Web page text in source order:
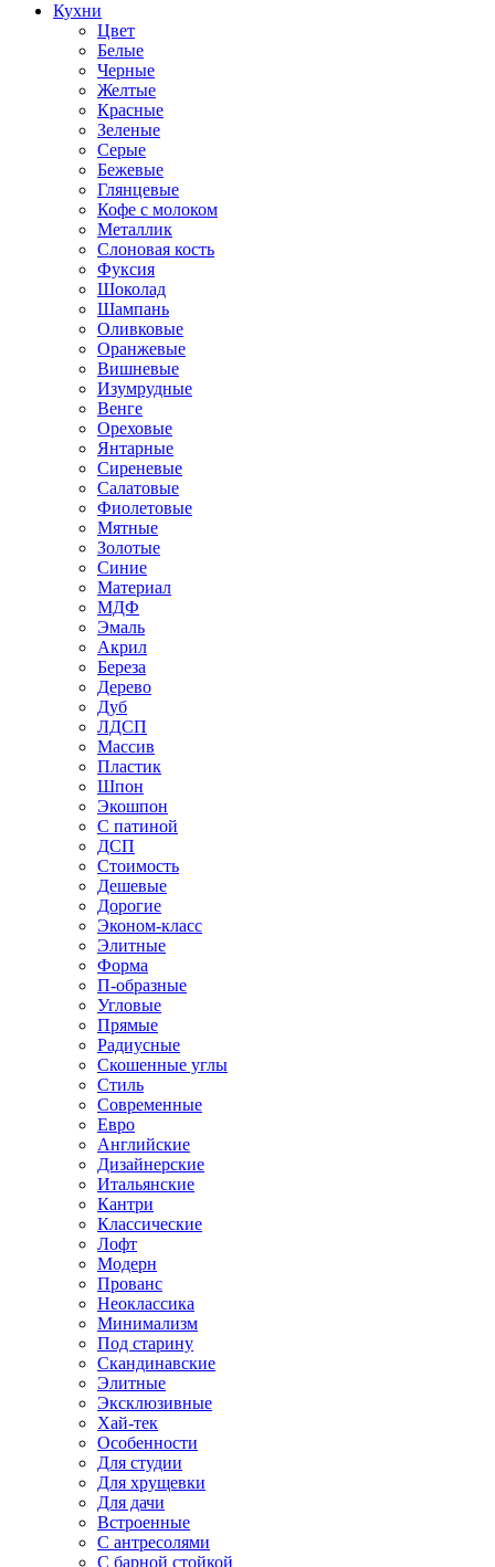
Кухни
Цвет
Белые
Черные
Желтые
Красные
Зеленые
Серые
Бежевые
Глянцевые
Кофе с молоком
Металлик
Слоновая кость
Фуксия
Шоколад
Шампань
Оливковые
Оранжевые
Вишневые
Изумрудные
Венге
Ореховые
Янтарные
Сиреневые
Салатовые
Фиолетовые
Мятные
Золотые
Синие
Материал
МДФ
Эмаль
Акрил
Береза
Дерево
Дуб
ЛДСП
Массив
Пластик
Шпон
Экошпон
С патиной
ДСП
Стоимость
Дешевые
Дорогие
Эконом-класс
Элитные
Форма
П-образные
Угловые
Прямые
Радиусные
Скошенные углы
Стиль
Современные
Евро
Английские
Дизайнерские
Итальянские
Кантри
Классические
Лофт
Модерн
Прованс
Неоклассика
Минимализм
Под старину
Скандинавские
Элитные
Эксклюзивные
Хай-тек
Особенности
Для студии
Для хрущевки
Для дачи
Встроенные
С антресолями
С барной стойкой